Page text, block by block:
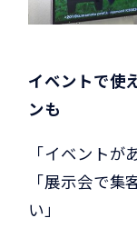
イベントで使
ンも
「イベントが
「展示会で集
い」